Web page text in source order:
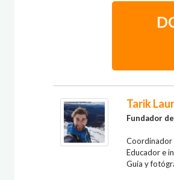
Tarik
Fundador
Coordinador
Educador e
Guía y